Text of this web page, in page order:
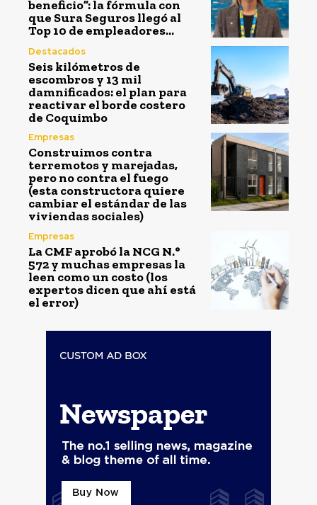
beneficio”: la fórmula con
que Sura Seguros llegó al
Top 10 de empleadores...
Destacados
Seis kilómetros de
escombros y 13 mil
damnificados: el plan para
reactivar el borde costero
de Coquimbo
Empresas
Construimos contra
terremotos y marejadas,
pero no contra el fuego
(esta constructora quiere
cambiar el estándar de las
viviendas sociales)
Empresas
La CMF aprobó la NCG N.°
572 y muchas empresas la
leen como un costo (los
expertos dicen que ahí está
el error)